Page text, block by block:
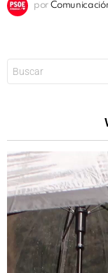
por
Reproductor
de
vídeo